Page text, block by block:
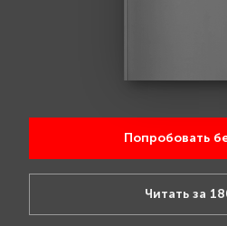
Попробовать
Читать за